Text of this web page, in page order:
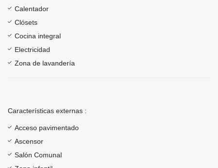
Calentador
Clósets
Cocina integral
Electricidad
Zona de lavandería
Características externas :
Acceso pavimentado
Ascensor
Salón Comunal